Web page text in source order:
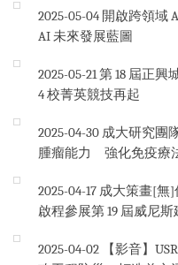
2025-05-04 開啟跨領域
AI 未來發展藍圖
2025-05-21第 18 屆正興
4 校菁英競技再起
2025-04-30 成大研究團
腫瘤能力 強化免疫療
2025-04-17 成大策畫[無
啟程參展第 19 屆威尼
2025-04-02
【影音】